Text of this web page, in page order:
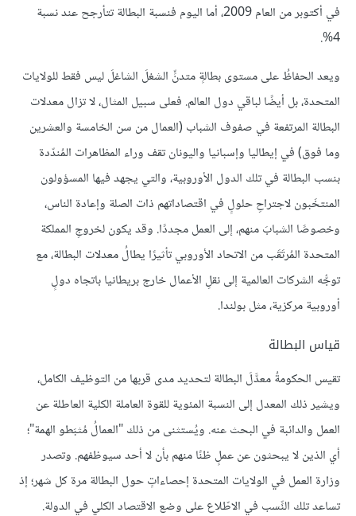
في أكتوبر من العام 2009، أما اليوم فنسبة البطالة تتأرجح عند نسبة
4%.
ويعد الحفاظُ على مستوى بطالةٍ متدنٍّ الشغلَ الشاغلَ ليس فقط للولايات
المتحدة، بل أيضًا لباقي دول العالم. فعلى سبيل المثال، لا تزال معدلات
البطالة المرتفعة في صفوف الشباب (العمال من سن الخامسة والعشرين
وما فوق) في إيطاليا وإسبانيا واليونان تقف وراء المظاهرات المُندّدة
بنسب البطالة في تلك الدول الأوروبية، والتي يجهد فيها المسؤولون
المنتخَبون لاجتراحِ حلولٍ في اقتصاداتهم ذات الصلة وإعادة الناس،
وخصوصًا الشبابَ منهم، إلى العمل مجددًا. وقد يكون لخروجِ المملكة
المتحدة المُرتَقَب من الاتحاد الأوروبي تأثيرًا يطالُ معدلات البطالة، مع
توجُّه الشركات العالمية إلى نقلِ الأعمال خارج بريطانيا باتجاه دولٍ
أوروبية مركزية، مثل بولندا.
قياس البطالة
تقيس الحكومةُ معدَّلَ البطالة لتحديد مدى قربها من التوظيف الكامل،
ويشير ذلك المعدل إلى النسبة المئوية للقوة العاملة الكلية العاطلة عن
العمل والدائبة في البحث عنه. ويُستثنى من ذلك "العمالُ مُثبَطو الهمة"؛
أي الذين لا يبحثون عن عملٍ ظنًا منهم بأن لا أحد سيوظفهم. وتصدر
وزارة العمل في الولايات المتحدة إحصاءاتٍ حول البطالة مرة كل شهر؛ إذ
تساعد تلك النِّسب في الاطّلاع على وضع الاقتصاد الكلي في الدولة.